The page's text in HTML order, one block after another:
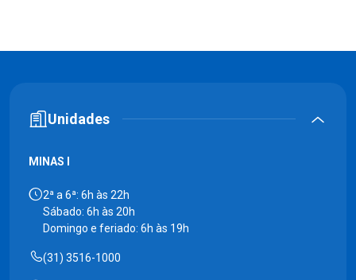
Unidades
MINAS I
2ª a 6ª: 6h às 22h
Sábado: 6h às 20h
Domingo e feriado: 6h às 19h
(31) 3516-1000